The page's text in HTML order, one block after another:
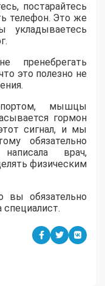
постарайтесь
телефон. Это же
укладываетесь
пренебрегать
это полезно не
мышцы
гормон
сигнал, и мы
обязательно
врач,
физическим
вы обязательно